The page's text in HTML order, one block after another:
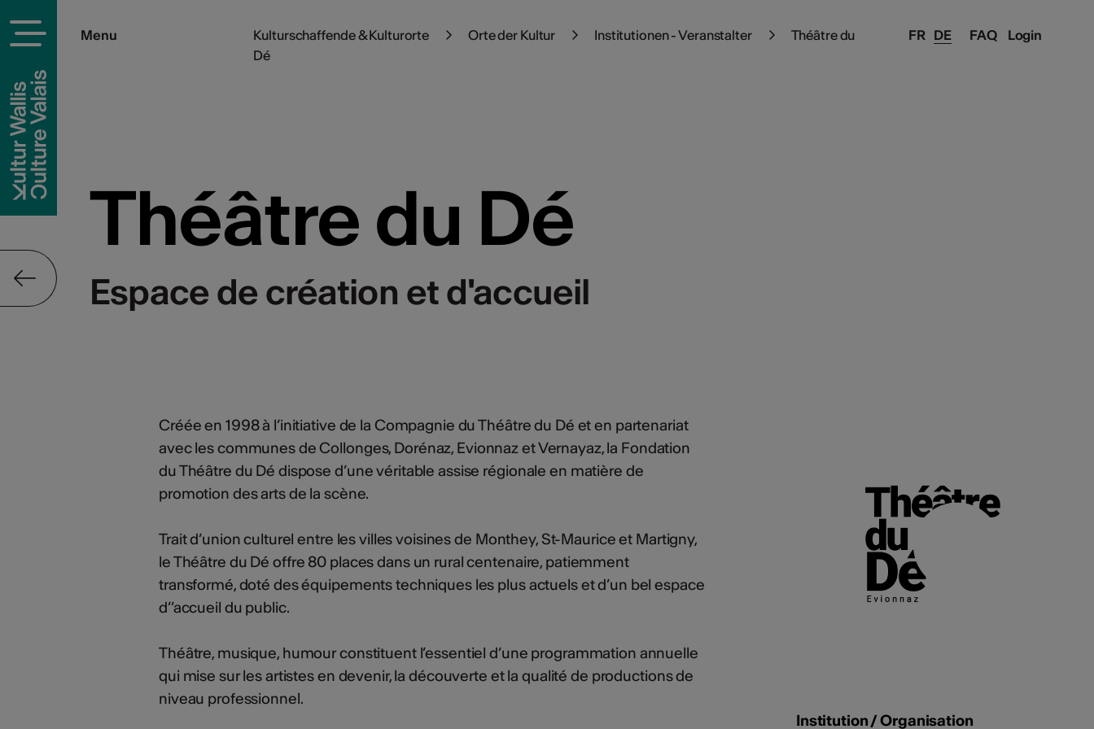
FAQ Login
Menu FR DE
Kulturschaffende & Kulturorte Orte der Kultur Institutionen - Veranstalter
Théâtre du
Dé
Théâtre du Dé
Espace de création et d'accueil
Créée en 1998 à l’initiative de la Compagnie du Théâtre du Dé et en partenariat
avec les communes de Collonges, Dorénaz, Evionnaz et Vernayaz, la Fondation
du Théâtre du Dé dispose d’une véritable assise régionale en matière de
promotion des arts de la scène.
Trait d’union culturel entre les villes voisines de Monthey, St-Maurice et Martigny,
le Théâtre du Dé offre 80 places dans un rural centenaire, patiemment
transformé, doté des équipements techniques les plus actuels et d’un bel espace
d’’accueil du public.
Théâtre, musique, humour constituent l’essentiel d’une programmation annuelle
qui mise sur les artistes en devenir, la découverte et la qualité de productions de
niveau professionnel.
Institution / Organisation